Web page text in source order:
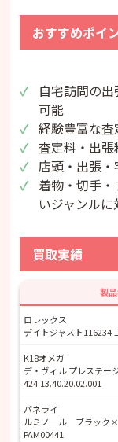
おすすめポイ
自宅訪問の
可能
経験豊富な
査定料・出
店頭・出張
着物・切手
いジャンルに
買取実績
製
ロレックス
デイトジャスト116234
K18オメガ
デ・ヴィル プレステ
424.13.40.20.02.001
パネライ
ルミノール ブラック×
PAM00441